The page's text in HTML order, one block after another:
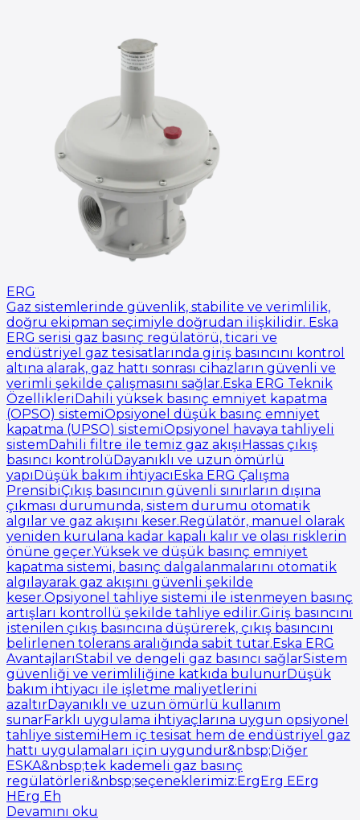
ERG
Gaz sistemlerinde güvenlik, stabilite ve verimlilik,
doğru ekipman seçimiyle doğrudan ilişkilidir. Eska
ERG serisi gaz basınç regülatörü, ticari ve
endüstriyel gaz tesisatlarında giriş basıncını kontrol
altına alarak, gaz hattı sonrası cihazların güvenli ve
verimli şekilde çalışmasını sağlar.Eska ERG Teknik
ÖzellikleriDahili yüksek basınç emniyet kapatma
(OPSO) sistemiOpsiyonel düşük basınç emniyet
kapatma (UPSO) sistemiOpsiyonel havaya tahliyeli
sistemDahili filtre ile temiz gaz akışıHassas çıkış
basıncı kontrolüDayanıklı ve uzun ömürlü
yapıDüşük bakım ihtiyacıEska ERG Çalışma
PrensibiÇıkış basıncının güvenli sınırların dışına
çıkması durumunda, sistem durumu otomatik
algılar ve gaz akışını keser.Regülatör, manuel olarak
yeniden kurulana kadar kapalı kalır ve olası risklerin
önüne geçer.Yüksek ve düşük basınç emniyet
kapatma sistemi, basınç dalgalanmalarını otomatik
algılayarak gaz akışını güvenli şekilde
keser.Opsiyonel tahliye sistemi ile istenmeyen basınç
artışları kontrollü şekilde tahliye edilir.Giriş basıncını
istenilen çıkış basıncına düşürerek, çıkış basıncını
belirlenen tolerans aralığında sabit tutar.Eska ERG
AvantajlarıStabil ve dengeli gaz basıncı sağlarSistem
güvenliği ve verimliliğine katkıda bulunurDüşük
bakım ihtiyacı ile işletme maliyetlerini
azaltırDayanıklı ve uzun ömürlü kullanım
sunarFarklı uygulama ihtiyaçlarına uygun opsiyonel
tahliye sistemiHem iç tesisat hem de endüstriyel gaz
hattı uygulamaları için uygundur&nbsp;Diğer
ESKA&nbsp;tek kademeli gaz basınç
regülatörleri&nbsp;seçeneklerimiz:ErgErg EErg
HErg Eh
Devamını oku